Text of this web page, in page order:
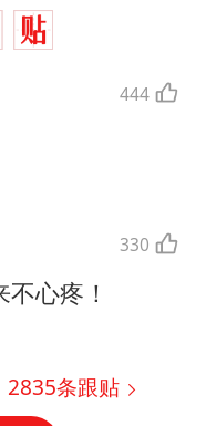
444
330
心疼！
2835条跟贴